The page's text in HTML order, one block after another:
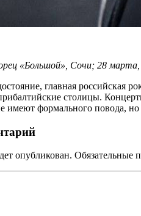
«Большой», Сочи; 28
главная российская
столицы.
имеют формального повода,
опубликован. Обязательные